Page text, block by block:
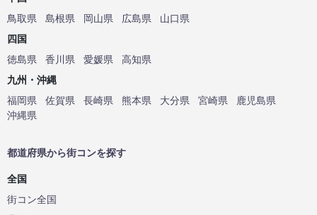
鳥取県
島根県 岡山県 広島県
山口県
四国
徳島県
香川県 愛媛県
高知県
九州・沖縄
福岡県
佐賀県 長崎県 熊本県 大分県 宮崎県
鹿児島県
沖縄県
都道府県から街コンを探す
全国
街コン全国